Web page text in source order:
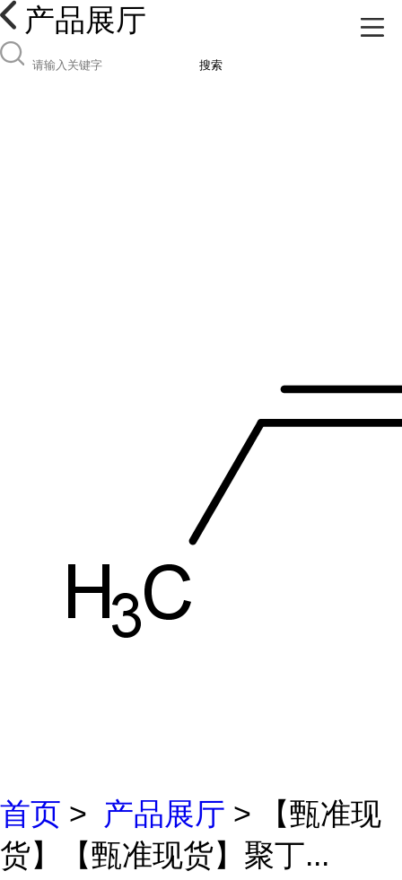
产品展厅
搜索
首页 > 产品展厅 > 【甄准现
货】【甄准现货】聚丁...